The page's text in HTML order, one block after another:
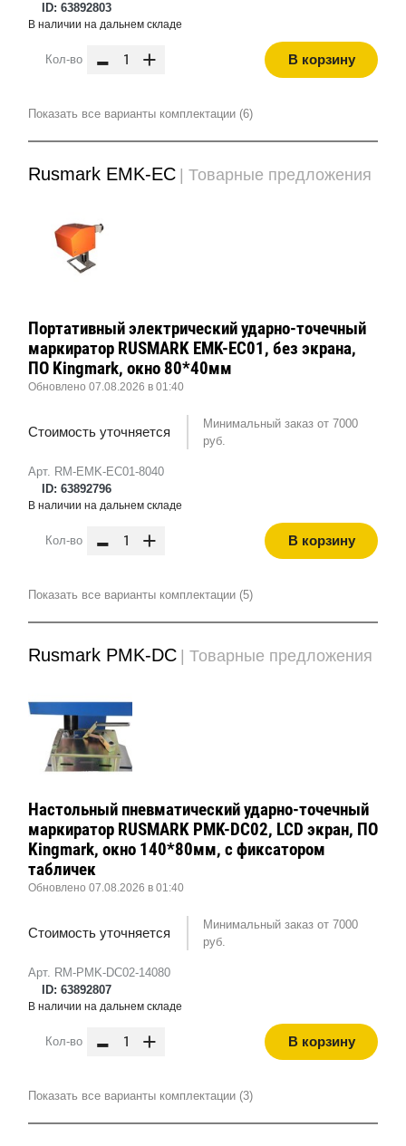
ID: 63892803
В наличии на дальнем складе
Кол-во - + В корзину
Показать все варианты комплектации (6)
Rusmark EMK-EC | Товарные предложения
Арт. RM-EMK-EC01-8040
ID: 63892796
Портативный электрический ударно-точечный
маркиратор RUSMARK EMK-EC01, без экрана,
ПО Kingmark, окно 80*40мм
Обновлено 07.08.2026 в 01:40
Стоимость уточняется
Минимальный заказ от 7000
руб.
В наличии на дальнем складе
Кол-во - + В корзину
Показать все варианты комплектации (5)
Rusmark PMK-DC | Товарные предложения
Арт. RM-PMK-DC02-14080
ID: 63892807
Настольный пневматический ударно-точечный
маркиратор RUSMARK PMK-DC02, LCD экран, ПО
Kingmark, окно 140*80мм, с фиксатором
табличек
Обновлено 07.08.2026 в 01:40
Стоимость уточняется
Минимальный заказ от 7000
руб.
В наличии на дальнем складе
Кол-во - + В корзину
Показать все варианты комплектации (3)